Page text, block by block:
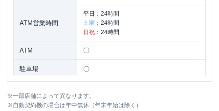
ATM営業時間
平日： 24時間
土曜 ： 24時間
日祝 ： 24時間
ATM 〇
駐車場 〇
※一部店舗によって異なります。
※自動契約機の場合は年中無休（年末年始は除く）